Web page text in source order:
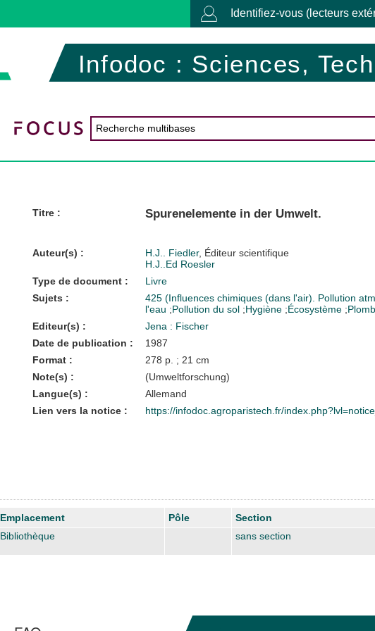
Identifiez-vous (lecteurs
Infodoc : Sciences,
Titre : Spurenelemente in der Umwelt.
Auteur(s) : H.J.. Fiedler, Éditeur scientifique
H.J..Ed Roesler
Type de document :
Livre
Sujets :
425 (Influences chimiques (dans l'air). Pollution
l'eau ;Pollution du sol ;Hygiène ;Écosystème ;Plomb
Editeur(s) :
Jena : Fischer
Date de publication :
1987
Format :
278 p. ; 21 cm
Note(s) :
(Umweltforschung)
Langue(s) :
Allemand
Lien vers la notice :
https://infodoc.agroparistech.fr/
Emplacement Pôle Section
Bibliothèque sans section